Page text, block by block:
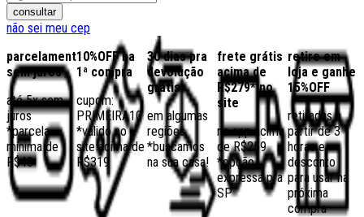
consultar
não sei meu cep
parcelamento
sem juros
até 5x sem
juros
*parcela
mínima de
R$40
10%OFF na
1ª compra
cupom:
PRIMEIRA10
*válido no
site acima de
R$319
30 dias pra
devolução
grátis
em algumas
regiões,
*buscamos
na sua casa!
frete grátis
acima de
R$279* no
site
no app acima
de R$259
*opção
expressa pra
SP
retire em
loja e ganhe
15%OFF
retiradas a
partir de 3
horas e
desconto
para usar na
próxima
compra